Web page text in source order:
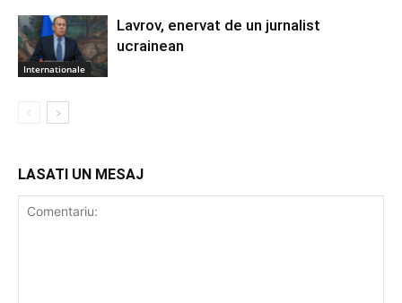
Internationale
Lavrov, enervat de un jurnalist
ucrainean
LASATI UN MESAJ